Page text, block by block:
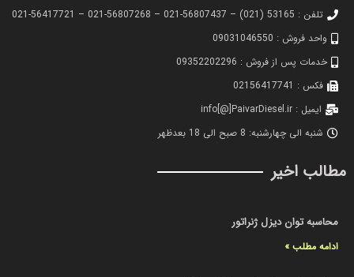
تلفن : 53165 (021) – 56807437-021 – 56807268-021 – 56417721-021
واحد فروش : 09031046550
خدمات پس از فروش : 09352202296
فکس : 02156417741
ایمیل : info[@]PaivarDiesel.ir
شنبه الی چهارشنبه: 8 صبح الی 18 بعدظهر
مطالب اخیر
محاسبه توان دیزل ژنراتور
ادامه مطلب »